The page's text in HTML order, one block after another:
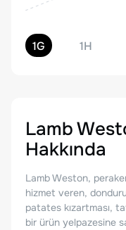
1G 1H
Lamb
Hakkında
Lamb Weston,
hizmet veren,
patates kızartması,
bir ürün yelpazesine